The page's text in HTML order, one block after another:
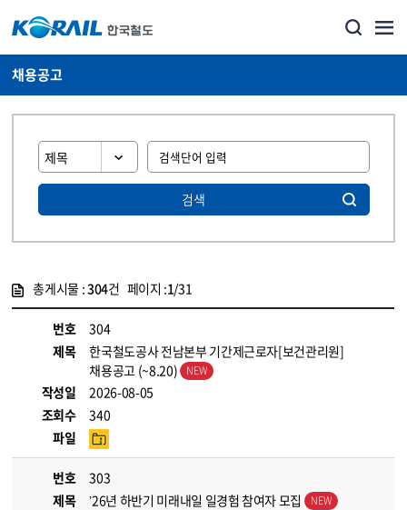
채용공고
검색
총게시물 :304건 페이지 :1/31
번호
304
제목
한국철도공사 전남본부 기간제근로자[보건관리원]
채용공고 (~8.20)
작성일
2026-08-05
조회수
340
파일
번호
303
제목
’26년 하반기 미래내일 일경험 참여자 모집